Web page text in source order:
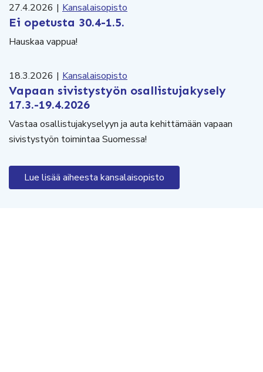
27.4.2026 | Kansalaisopisto
Ei opetusta 30.4-1.5.
Hauskaa vappua!
18.3.2026 | Kansalaisopisto
Vapaan sivistystyön osallistujakysely
17.3.-19.4.2026
Vastaa osallistujakyselyyn ja auta kehittämään vapaan
sivistystyön toimintaa Suomessa!
Lue lisää aiheesta kansalaisopisto